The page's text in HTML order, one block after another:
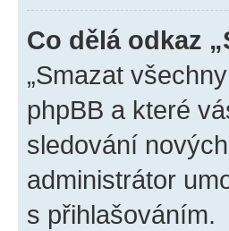
Co dělá odkaz
„Smazat
phpBB a které
sledování
administrátor
s přihlašováním.